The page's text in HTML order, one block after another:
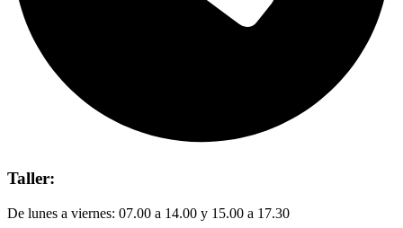
Taller:
De lunes a viernes: 07.00 a 14.00 y 15.00 a 17.30